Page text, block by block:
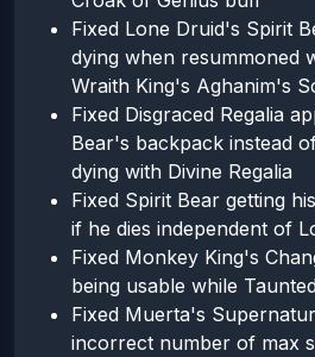
Fixed Lone Druid's Spirit
dying when resummoned
Wraith King's Aghanim's
Fixed Disgraced Regalia
Bear's backpack instead
dying with Divine Regalia
Fixed Spirit Bear getting
if he dies independent of
Fixed Monkey King's
being usable while
Fixed Muerta's
incorrect number of max